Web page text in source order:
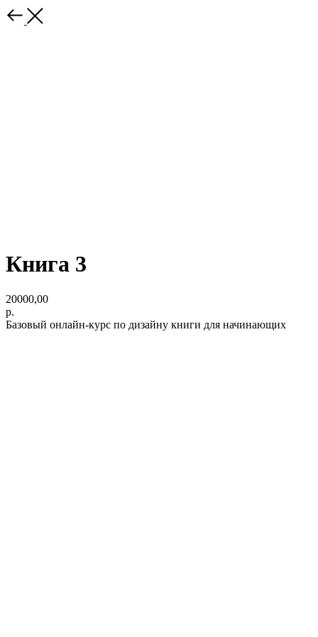
Книга 3
20000,00
р.
Базовый онлайн-курс по дизайну книги для начинающих